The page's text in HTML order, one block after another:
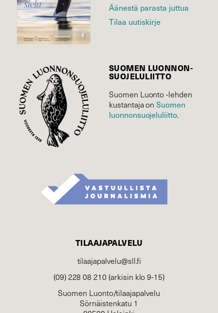
Äänestä parasta juttua
Tilaa uutiskirje
SUOMEN LUONNON­
SUOJELU­LIITTO
Suomen Luonto -lehden
kustantaja onSuomen
luonnonsuojelu­liitto.
TILAAJAPALVELU
tilaajapalvelu@sll.fi
(09) 228 08 210 (arkisin klo 9-15)
Suomen Luonto/tilaajapalvelu
Sörnäistenkatu 1